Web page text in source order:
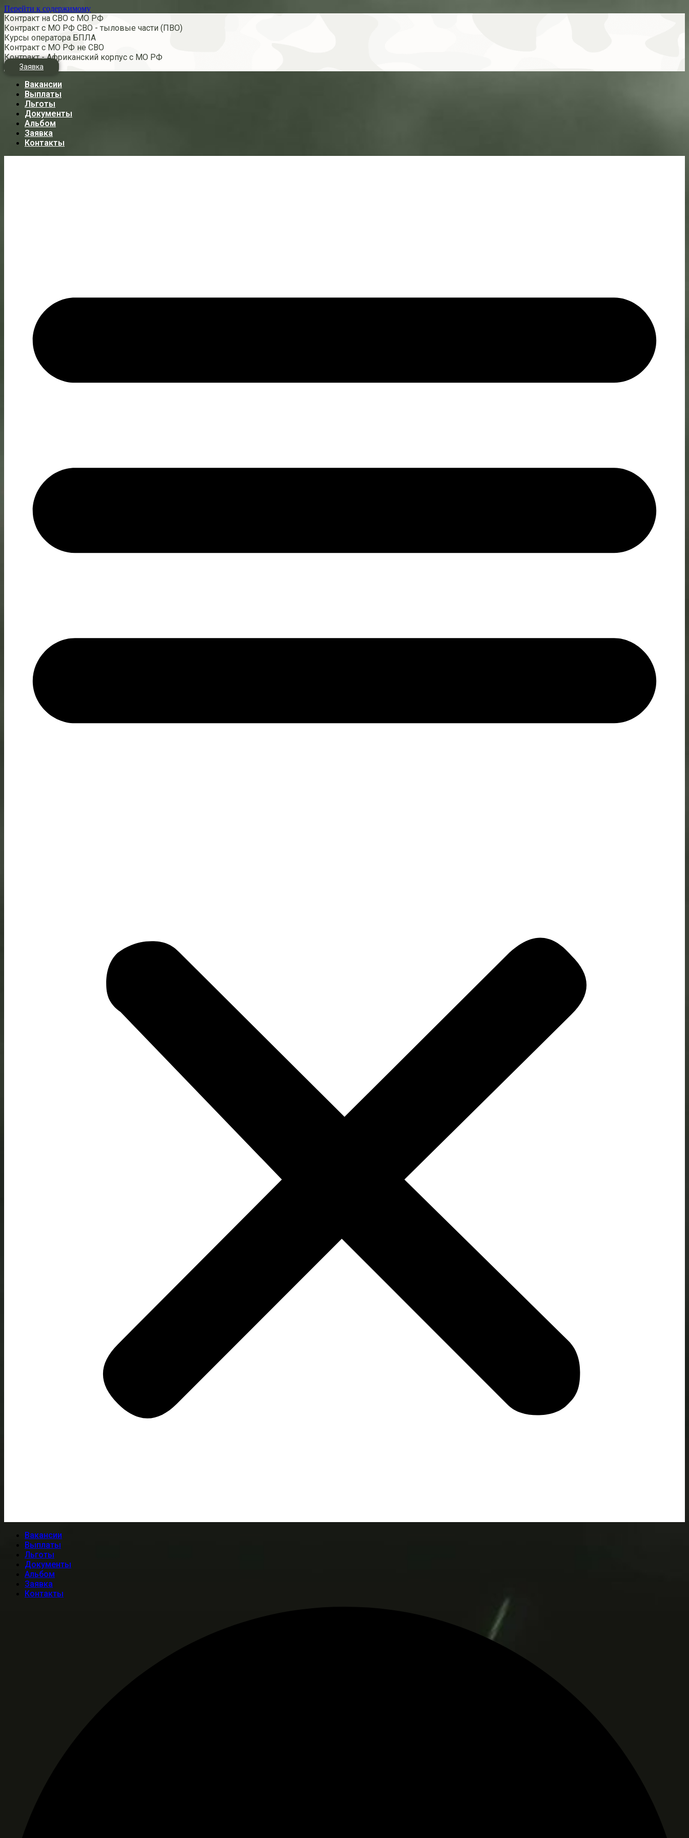
Перейти к содержимому
Контракт на СВО с МО РФ
Контракт с МО РФ СВО - тыловые части (ПВО)
Курсы оператора БПЛА
Контракт с МО РФ не СВО
Контракт - Африканский корпус с МО РФ
Заявка
Вакансии
Выплаты
Льготы
Документы
Альбом
Заявка
Контакты
Вакансии
Выплаты
Льготы
Документы
Альбом
Заявка
Контакты